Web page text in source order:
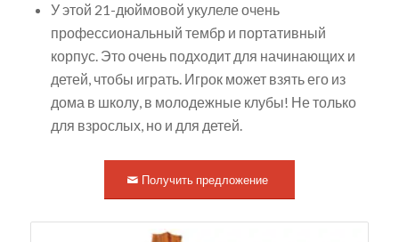
У этой 21-дюймовой укулеле очень
профессиональный тембр и портативный
корпус. Это очень подходит для начинающих и
детей, чтобы играть. Игрок может взять его из
дома в школу, в молодежные клубы! Не только
для взрослых, но и для детей.
Получить предложение